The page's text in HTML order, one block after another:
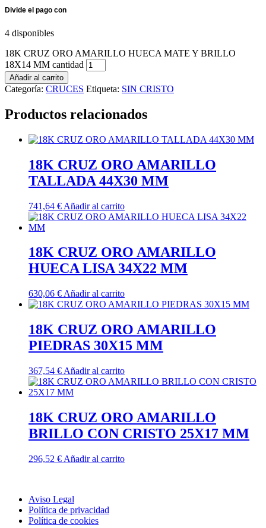
4 disponibles
18K CRUZ ORO AMARILLO HUECA MATE Y BRILLO
18X14 MM cantidad
Añadir al carrito
Categoría: CRUCES Etiqueta: SIN CRISTO
Productos relacionados
18K CRUZ ORO AMARILLO
TALLADA 44X30 MM
741,64 € Añadir al carrito
18K CRUZ ORO AMARILLO
HUECA LISA 34X22 MM
630,06 € Añadir al carrito
18K CRUZ ORO AMARILLO
PIEDRAS 30X15 MM
367,54 € Añadir al carrito
18K CRUZ ORO AMARILLO
BRILLO CON CRISTO 25X17 MM
296,52 € Añadir al carrito
Aviso Legal
Política de privacidad
Política de cookies